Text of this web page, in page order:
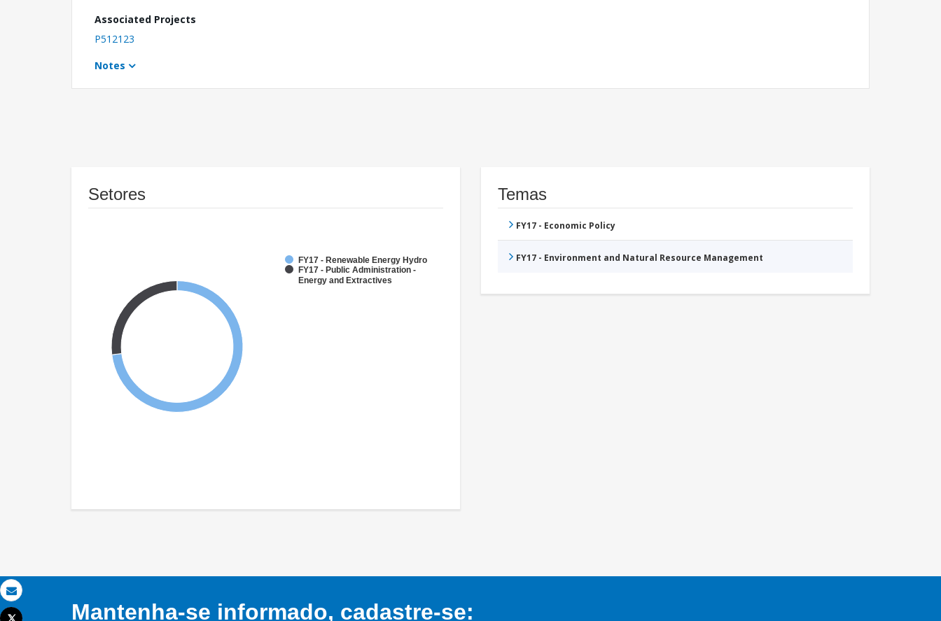
Email
Associated Projects
P512123
Notes
Setores
FY17 - Renewable Energy Hydro
FY17 - Public Administration -
Energy and Extractives
Temas
FY17 - Economic Policy
FY17 - Environment and Natural Resource Management
Mantenha-se informado, cadastre-se: